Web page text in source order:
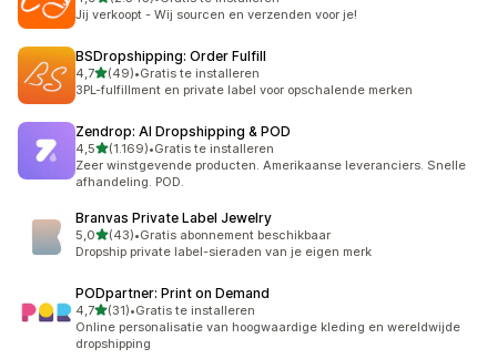
2545 recensies in totaal
Jij verkoopt - Wij sourcen en verzenden voor je!
BSDropshipping: Order Fulfill
4,7van 5 sterren
(49)
49 recensies in totaal
•Gratis te installeren
3PL-fulfillment en private label voor opschalende merken
Zendrop: AI Dropshipping & POD
4,5van 5 sterren
(1.169)
1169 recensies in totaal
•Gratis te installeren
Zeer winstgevende producten. Amerikaanse leveranciers. Snelle
afhandeling. POD.
Branvas Private Label Jewelry
5,0van 5 sterren
(43)
43 recensies in totaal
•Gratis abonnement beschikbaar
Dropship private label-sieraden van je eigen merk
PODpartner: Print on Demand
4,7van 5 sterren
(31)
31 recensies in totaal
•Gratis te installeren
Online personalisatie van hoogwaardige kleding en wereldwijde
dropshipping